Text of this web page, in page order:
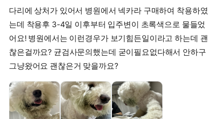
다리에 상처가 있어서 병원에서 넥카라 구매하여 착용하였
는데 착용후 3-4일 이후부터 입주변이 초록색으로 물들었
어요! 병원에서는 이런경우가 보기힘든일이라고 하는데 괜
찮은걸까요? 균검사문의했는데 굳이필요없다해서 안하구
그냥왔어요 괜찮은거 맞을까요?